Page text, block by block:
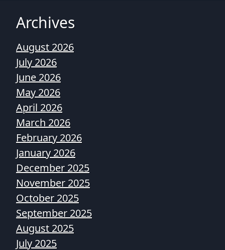
Archives
August 2026
July 2026
June 2026
May 2026
April 2026
March 2026
February 2026
January 2026
December 2025
November 2025
October 2025
September 2025
August 2025
July 2025